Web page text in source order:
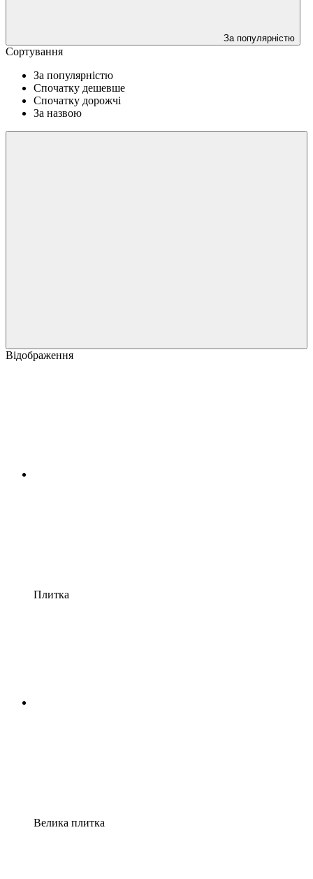
За популярністю
Сортування
За популярністю
Спочатку дешевше
Спочатку дорожчі
За назвою
Відображення
Плитка
Велика плитка